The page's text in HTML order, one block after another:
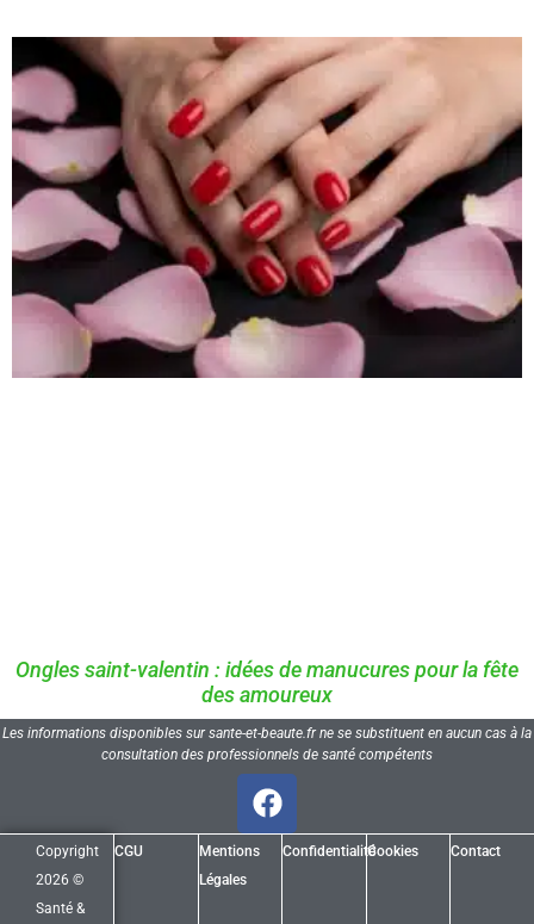
Ongles saint-valentin : idées de manucures pour la fête
des amoureux
Les informations disponibles sur sante-et-beaute.fr ne se substituent en aucun cas à la
consultation des professionnels de santé compétents
Copyright
2026 ©
Santé &
CGU
Mentions
Légales
ConfidentialitéCookies Contact